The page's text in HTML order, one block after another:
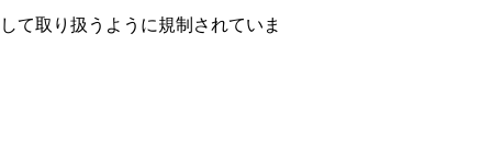
て取り扱うように規制されていま